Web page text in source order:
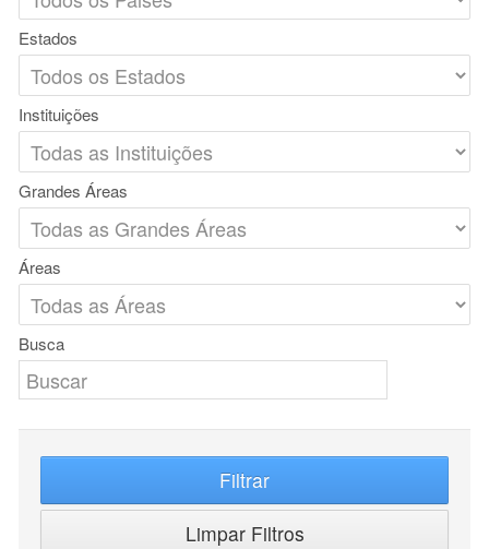
Estados
Instituições
Grandes Áreas
Áreas
Busca
Filtrar
Limpar Filtros